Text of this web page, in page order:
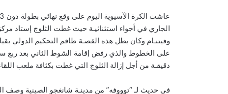
الجاري في أجواء استثنائيـة حيث غطت الثلوج إستاد
وفيتنـام وكان بطل هذه القصـة طاقم التحكيم الدولي
دقيقـة من أجل إزالة الثلوج التي غطت بكثافة ملعب
في حديث لـ “توووفه” من مدينـة شانغجو الصينية وصف